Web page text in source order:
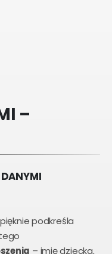
–
podkreśla
– imię dziecka,